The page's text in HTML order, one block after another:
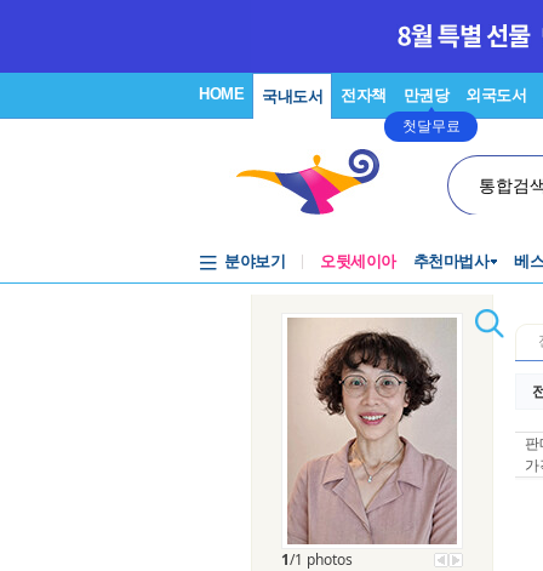
HOME 국내도서 전자책 만권당
첫달무료
외국도서
통합검
분야보기 오뒷세이아 추천마법사 베
1/1 photos